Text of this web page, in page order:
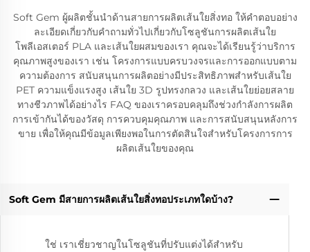
Soft Gem ผู้ผลิตชั้นนำด้านสายการผลิตเส้นใยสิ่งทอ ให้คำตอบอย่าง
ละเอียดเกี่ยวกับคำถามทั่วไปเกี่ยวกับโซลูชันการผลิตเส้นใย
โพลีเอสเตอร์ PLA และเส้นใยผสมของเรา คุณจะได้เรียนรู้ว่าบริการ
คุณภาพสูงของเรา เช่น โครงการแบบครบวงจรและการออกแบบตาม
ความต้องการ สนับสนุนการผลิตอย่างมีประสิทธิภาพสำหรับเส้นใย
PET ความแข็งแรงสูง เส้นใย 3D รูปทรงกลวง และเส้นใยย่อยสลาย
ทางชีวภาพได้อย่างไร FAQ ของเราครอบคลุมถึงช่วงกำลังการผลิต
การเข้ากันได้ของวัสดุ การควบคุมคุณภาพ และการสนับสนุนหลังการ
ขาย เพื่อให้คุณมีข้อมูลเพียงพอในการตัดสินใจสำหรับโครงการการ
ผลิตเส้นใยของคุณ
Soft Gem มีสายการผลิตเส้นใยสิ่งทอประเภทใดบ้าง?
ใช่ เราเชี่ยวชาญในโซลูชันที่ปรับแต่งได้สำหรับ